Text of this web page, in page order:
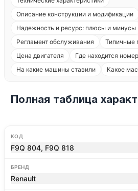
Описание конструкции и модификации
Надежность и ресурс: плюсы и минусы
Регламент обслуживания
Типичные
Цена двигателя
Где находится
На какие машины ставили
Какое
Полная таблица
КОД
F9Q 804, F9Q 818
БРЕНД
Renault